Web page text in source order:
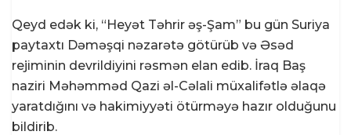
Qeyd edək ki, “Heyət Təhrir əş-Şam” bu gün Suriya
paytaxtı Dəməşqi nəzarətə götürüb və Əsəd
rejiminin devrildiyini rəsmən elan edib. İraq Baş
naziri Məhəmməd Qazi əl-Cəlali müxalifətlə əlaqə
yaratdığını və hakimiyyəti ötürməyə hazır olduğunu
bildirib.